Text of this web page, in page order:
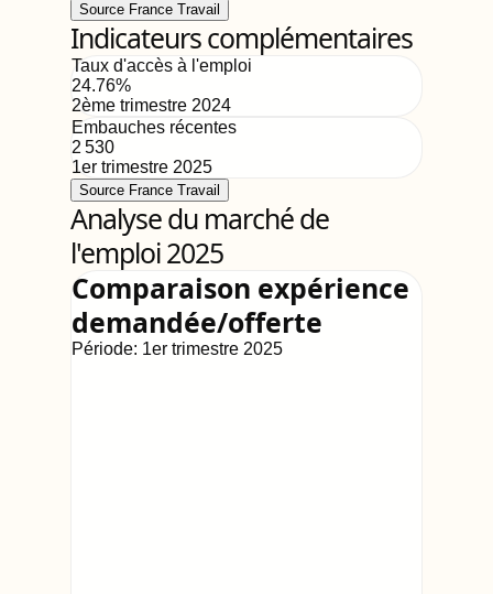
Source France Travail
Indicateurs complémentaires
Taux d'accès à l'emploi
24.76%
2ème trimestre 2024
Embauches récentes
2 530
1er trimestre 2025
Source France Travail
Analyse du marché de
l'emploi 2025
Comparaison expérience
demandée/offerte
Période: 1er trimestre 2025